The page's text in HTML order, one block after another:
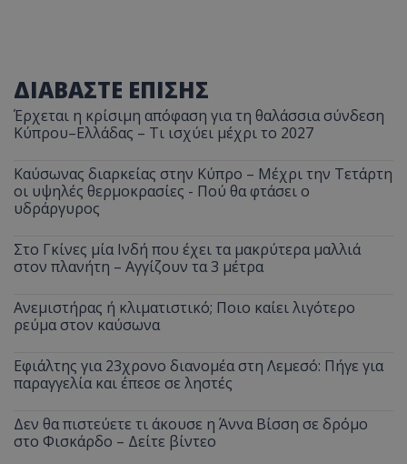
ΔΙΑΒΑΣΤΕ ΕΠΙΣΗΣ
Έρχεται η κρίσιμη απόφαση για τη θαλάσσια σύνδεση
Κύπρου–Ελλάδας – Τι ισχύει μέχρι το 2027
Καύσωνας διαρκείας στην Κύπρο – Μέχρι την Τετάρτη
οι υψηλές θερμοκρασίες - Πού θα φτάσει ο
υδράργυρος
Στο Γκίνες μία Ινδή που έχει τα μακρύτερα μαλλιά
στον πλανήτη – Αγγίζουν τα 3 μέτρα
Ανεμιστήρας ή κλιματιστικό; Ποιο καίει λιγότερο
ρεύμα στον καύσωνα
Εφιάλτης για 23χρονο διανομέα στη Λεμεσό: Πήγε για
παραγγελία και έπεσε σε ληστές
Δεν θα πιστεύετε τι άκουσε η Άννα Βίσση σε δρόμο
στο Φισκάρδο – Δείτε βίντεο